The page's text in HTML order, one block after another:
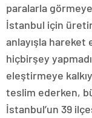
paralarla
İstanbul için
anlayışla hareket
hiçbirşey
eleştirmeye
teslim ederken,
İstanbul’un 39